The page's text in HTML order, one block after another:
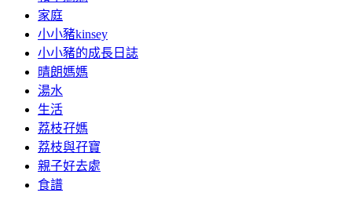
家庭
小小豬kinsey
小小豬的成長日誌
晴朗媽媽
湯水
生活
荔枝孖媽
荔枝與孖寶
親子好去處
食譜